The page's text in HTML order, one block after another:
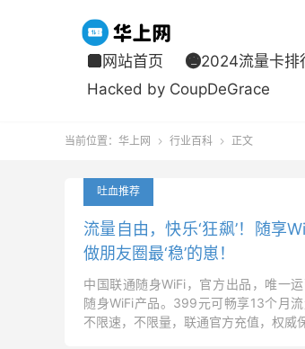
 网站首页 2024流量卡排
Hacked by CoupDeGrace
当前位置： 华上网  行业百科  正文
吐血推荐
流量自由，快乐‘狂飙’！随享
做朋友圈最‘稳’的崽！
中国联通随身WiFi，官方出品，唯一
随身WiFi产品。399元可畅享13个月流
不限速，不限量，联通官方充值，权威